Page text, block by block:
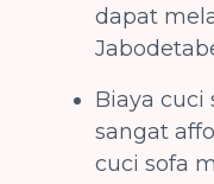
dapat
Biaya cuci
sangat
cuci sofa